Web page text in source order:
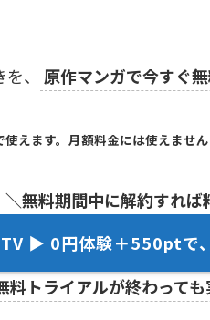
、 原作マンガで今すぐ
えます。月額料金には使えませ
＼無料期間中に解約すれば
▶ 0円体験＋550ptで
料トライアルが終わって